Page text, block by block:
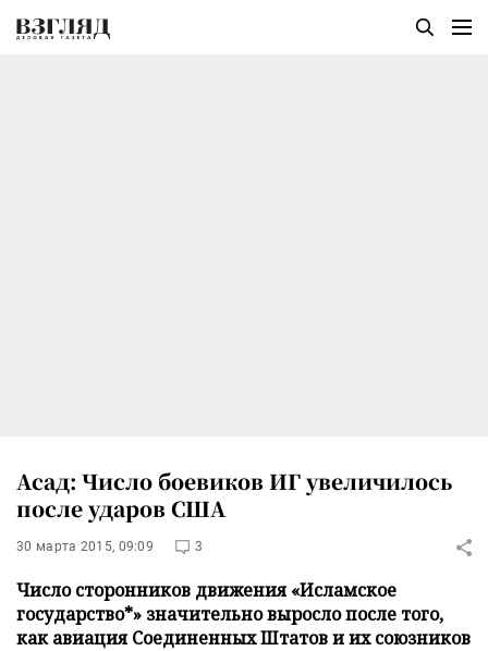
Асад: Число боевиков ИГ увеличилось
после ударов США
30 марта 2015, 09:09 3
Число сторонников движения «Исламское
государство*» значительно выросло после того,
как авиация Соединенных Штатов и их союзников